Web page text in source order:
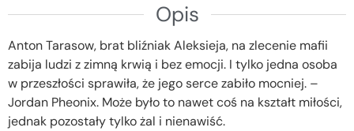
Opis
Anton Tarasow, brat bliźniak Aleksieja, na zlecenie mafii
zabija ludzi z zimną krwią i bez emocji. I tylko jedna osoba
w przeszłości sprawiła, że jego serce zabiło mocniej. –
Jordan Pheonix. Może było to nawet coś na kształt miłości,
jednak pozostały tylko żal i nienawiść.